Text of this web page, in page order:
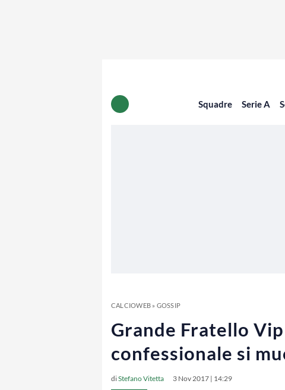
Squadre Serie A
CALCIOWEB» GOSSIP
Grande Fratello
confessionale si
diStefano Vitetta 3 Nov 2017 | 14:29